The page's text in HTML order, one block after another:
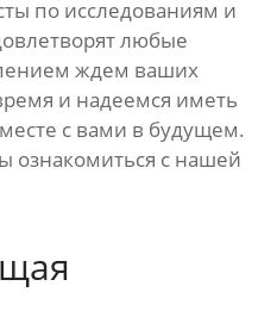
по исследованиям и
любые
ждем ваших
и надеемся иметь
с вами в будущем.
ознакомиться с нашей